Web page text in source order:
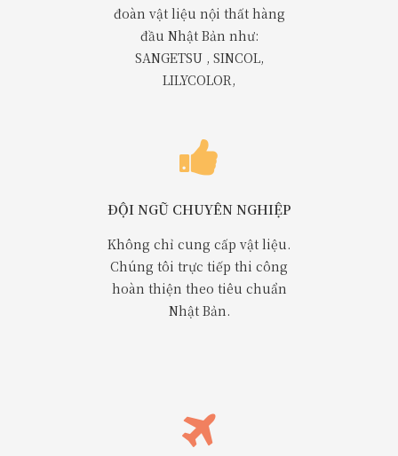
đoàn vật liệu nội thất hàng
đầu Nhật Bản như:
SANGETSU , SINCOL,
LILYCOLOR,
ĐỘI NGŨ CHUYÊN NGHIỆP
Không chỉ cung cấp vật liệu.
Chúng tôi trực tiếp thi công
hoàn thiện theo tiêu chuẩn
Nhật Bản.